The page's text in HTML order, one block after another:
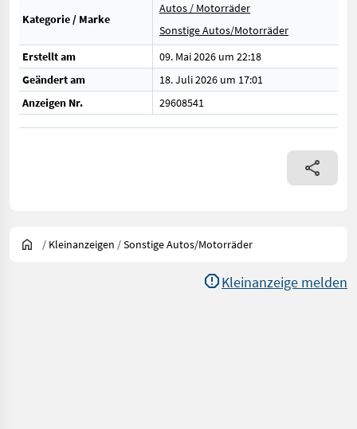
Kategorie / Marke
Autos / Motorräder
Sonstige Autos/Motorräder
Erstellt am
09. Mai 2026 um 22:18
Geändert am
18. Juli 2026 um 17:01
Anzeigen Nr.
29608541
/ Kleinanzeigen /Sonstige Autos/Motorräder
Kleinanzeige melden